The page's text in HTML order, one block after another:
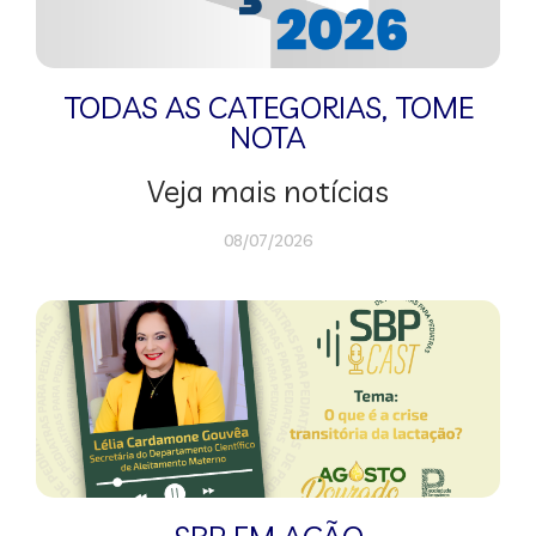
TODAS AS CATEGORIAS, TOME
NOTA
Veja mais notícias
08/07/2026